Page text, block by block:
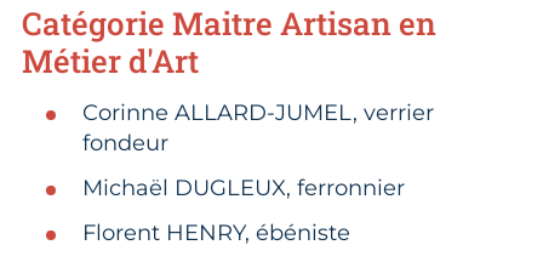
Catégorie Maitre Artisan en
Métier d'Art
Corinne ALLARD-JUMEL, verrier
fondeur​
Michaël DUGLEUX, ferronnier​
Florent HENRY, ébéniste​